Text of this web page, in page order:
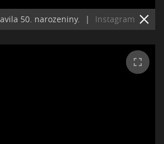
50. narozeniny. | Instagram